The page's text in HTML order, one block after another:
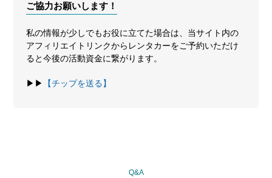
ご協力お願いします！
私の情報が少しでもお役に立てた場合は、当サイト内の
アフィリエイトリンクからレンタカーをご予約いただけ
ると今後の活動資金に繋がります。
▶▶ 【チップを送る】
Q&A